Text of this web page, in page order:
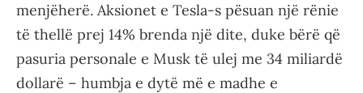
menjëherë. Aksionet e Tesla-s pësuan një rënie
të thellë prej 14% brenda një dite, duke bërë që
pasuria personale e Musk të ulej me 34 miliardë
dollarë – humbja e dytë më e madhe e